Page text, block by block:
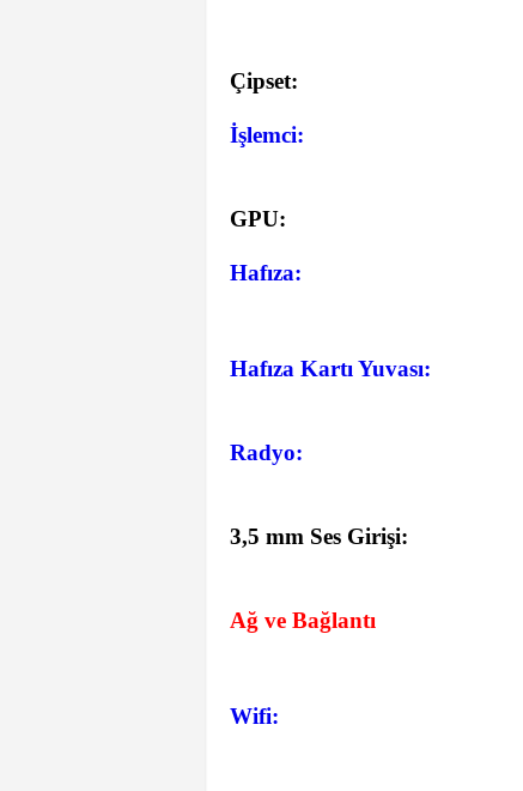
Çipset:
İşlemci:
GPU:
Hafıza:
Hafıza Kartı Yuvası:
Radyo:
3,5 mm Ses Girişi:
Ağ ve Bağlantı
Wifi: